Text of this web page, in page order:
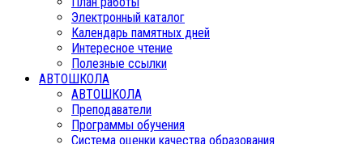
Электронный каталог
Календарь памятных дней
Интересное чтение
Полезные ссылки
АВТОШКОЛА
АВТОШКОЛА
Преподаватели
Программы обучения
Система оценки качества образования